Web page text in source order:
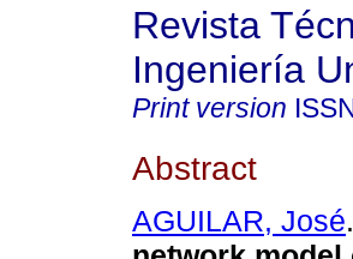
Revista
Ingeniería
Print version
Abstract
AGUILAR, José.